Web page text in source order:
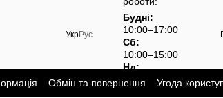
УкрРус
Будні:
10:00–17:00
Сб:
10:00–15:00
Нд:
вихідний
Обмін та повернення Угода